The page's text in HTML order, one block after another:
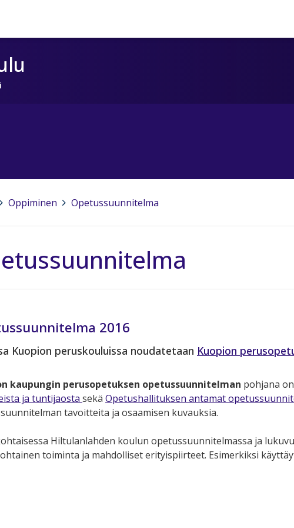
Oppiminen Opetussuunnitelma
2016
Kuopion peruskouluissa noudatetaan Kuopion
kaupungin perusopetuksen opetussuunnitelman pohjana on
ja tuntijaosta sekä Opetushallituksen antamat
tavoitteita ja osaamisen kuvauksia.
Hiltulanlahden koulun opetussuunnitelmassa ja
toiminta ja mahdolliset erityispiirteet. Esimerkiksi